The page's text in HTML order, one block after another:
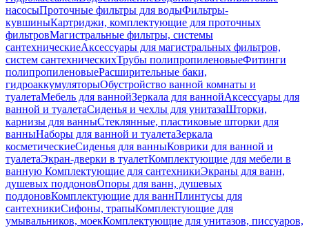
насосыПроточные фильтры для водыФильтры-
кувшиныКартриджи, комплектующие для проточных
фильтровМагистральные фильтры, системы
сантехническиеАксессуары для магистральных фильтров,
систем сантехническихТрубы полипропиленовыеФитинги
полипропиленовыеРасширительные баки,
гидроаккумуляторыОбустройство ванной комнаты и
туалетаМебель для ваннойЗеркала для ваннойАксессуары для
ванной и туалетаСиденья и чехлы для унитазаШторки,
карнизы для ванныСтеклянные, пластиковые шторки для
ванныНаборы для ванной и туалетаЗеркала
косметическиеСиденья для ванныКоврики для ванной и
туалетаЭкран-дверки в туалетКомплектующие для мебели в
ванную Комплектующие для сантехникиЭкраны для ванн,
душевых поддоновОпоры для ванн, душевых
поддоновКомплектующие для ваннПлинтусы для
сантехникиСифоны, трапыКомплектующие для
умывальников, моекКомплектующие для унитазов, писсуаров,